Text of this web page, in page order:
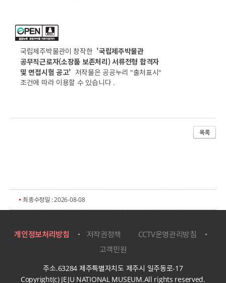
국립제주박물관이 창작한 '국립제주박물관
공무직근로자(소장품 보존처리) 서류전형 합격자
및 면접시험 공고' 저작물은 공공누리 "출처표시"
조건에 따라 이용할 수 있습니다 .
최종수정일 : 2026-08-08
개인정보처리방침 저작권정책
CCTV운영관리방침
고객민원
주소.63284 제주특별자치도 제주시 일주동로-17
Copyright(c) JEJU NATIONAL MUSEUM.All rights reserved.